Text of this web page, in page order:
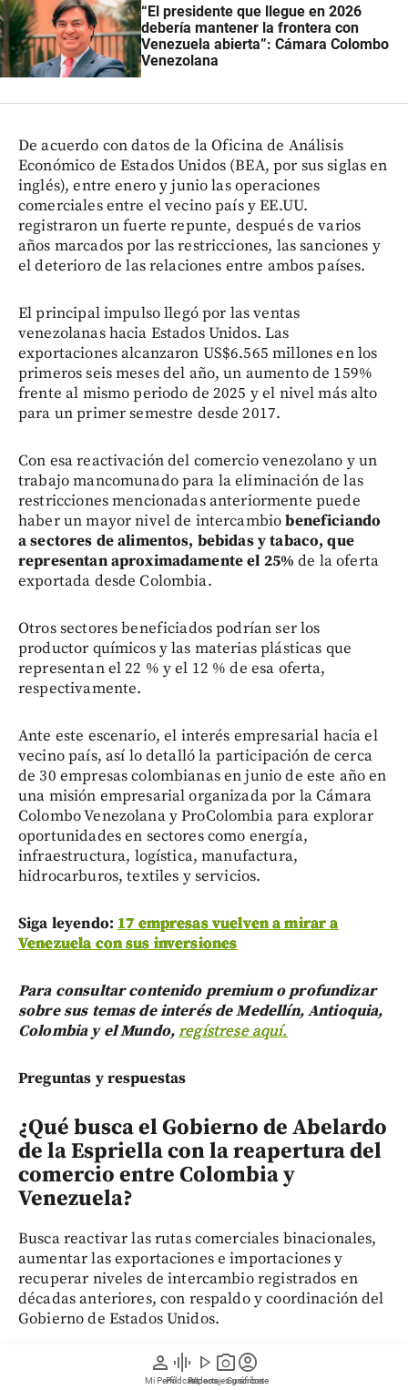
person
Mi Perfil
graphic_eq
Pódcast
play_arrow
Videos
photo_camera
Reportajes gráficos
account_circle
Suscríbete
“El presidente que llegue en 2026
debería mantener la frontera con
Venezuela abierta”: Cámara Colombo
Venezolana
De acuerdo con datos de la Oficina de Análisis
Económico de Estados Unidos (BEA, por sus siglas en
inglés), entre enero y junio las operaciones
comerciales entre el vecino país y EE.UU.
registraron un fuerte repunte, después de varios
años marcados por las restricciones, las sanciones y
el deterioro de las relaciones entre ambos países.
El principal impulso llegó por las ventas
venezolanas hacia Estados Unidos. Las
exportaciones alcanzaron US$6.565 millones en los
primeros seis meses del año, un aumento de 159%
frente al mismo periodo de 2025 y el nivel más alto
para un primer semestre desde 2017.
Con esa reactivación del comercio venezolano y un
trabajo mancomunado para la eliminación de las
restricciones mencionadas anteriormente puede
haber un mayor nivel de intercambiobeneficiando
a sectores de alimentos, bebidas y tabaco, que
representan aproximadamente el 25% de la oferta
exportada desde Colombia.
Otros sectores beneficiados podrían ser los
productor químicos y las materias plásticas que
representan el 22 % y el 12 % de esa oferta,
respectivamente.
Ante este escenario, el interés empresarial hacia el
vecino país, así lo detalló la participación de cerca
de 30 empresas colombianas en junio de este año en
una misión empresarial organizada por la Cámara
Colombo Venezolana y ProColombia para explorar
oportunidades en sectores como energía,
infraestructura, logística, manufactura,
hidrocarburos, textiles y servicios.
Siga leyendo: 17 empresas vuelven a mirar a
Venezuela con sus inversiones
Para consultar contenido premium o profundizar
sobre sus temas de interés de Medellín, Antioquia,
Colombia y el Mundo,regístrese aquí.
Preguntas y respuestas
¿Qué busca el Gobierno de Abelardo
de la Espriella con la reapertura del
comercio entre Colombia y
Venezuela?
Busca reactivar las rutas comerciales binacionales,
aumentar las exportaciones e importaciones y
recuperar niveles de intercambio registrados en
décadas anteriores, con respaldo y coordinación del
Gobierno de Estados Unidos.
¿Qué restricciones dificultan